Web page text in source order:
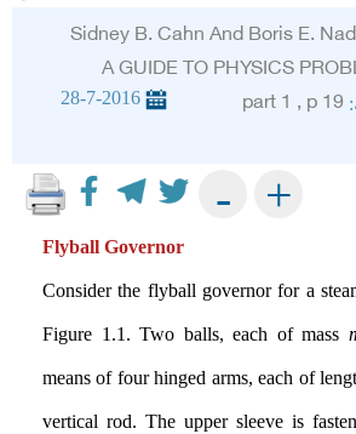
Sidney B. Cahn And Boris E.
A GUIDE TO PHYSICS
part 1 , p 19
28-7-2016
+
-
Flyball Governor
Consider the flyball governor for a
Figure 1.1. Two balls, each of mass
means of four hinged arms, each of
vertical rod. The upper sleeve is